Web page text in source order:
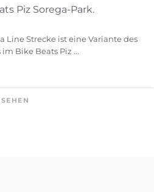
Piz Sorega-Park.
Line Strecke ist eine Variante des
im Bike Beats Piz ...